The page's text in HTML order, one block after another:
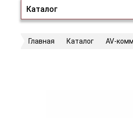
Каталог
Главная Каталог AV-